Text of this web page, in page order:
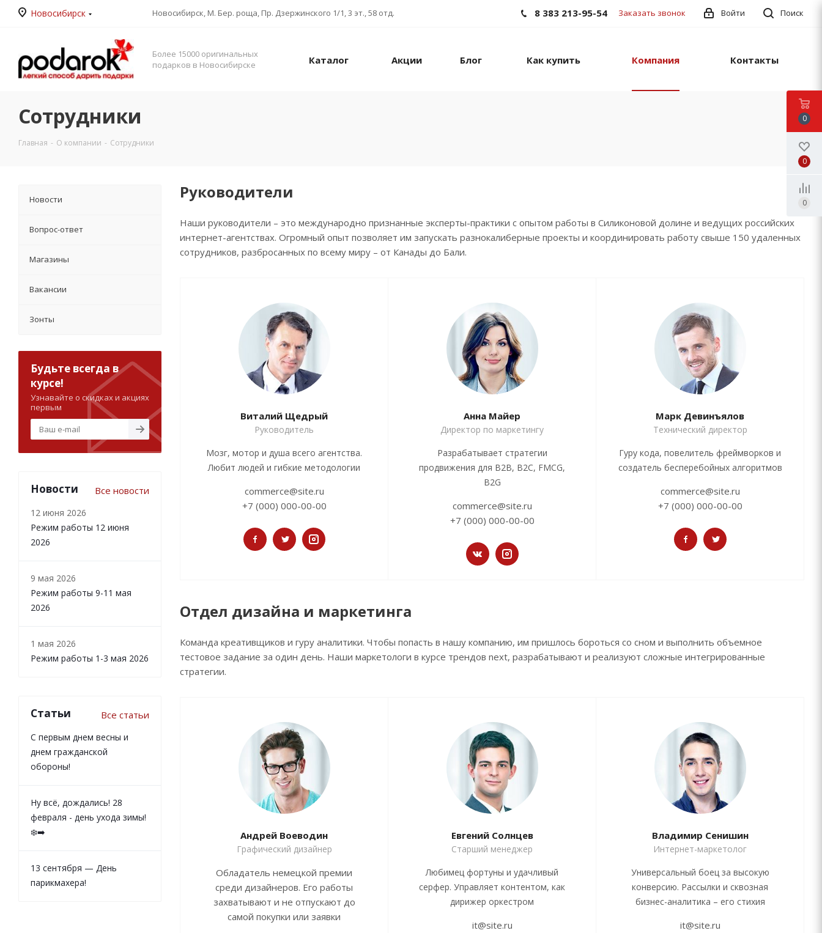
Новосибирск Новосибирск, М. Бер. роща, Пр. Дзержинского 1/1, 3 эт., 58 отд. Поиск
Войти
8 383 213-95-54 Заказать звонок
Более 15000 оригинальных
подарков в Новосибирске
Каталог Акции Блог Как купить Компания Контакты
Сотрудники
Главная - О компании - Сотрудники
Руководители
Наши руководители – это международно признанные эксперты-практики с опытом работы в Силиконовой долине и ведущих российских
интернет-агентствах. Огромный опыт позволяет им запускать разнокалиберные проекты и координировать работу свыше 150 удаленных
сотрудников, разбросанных по всему миру – от Канады до Бали.
Виталий Щедрый
Руководитель
Мозг, мотор и душа всего агентства.
Любит людей и гибкие методологии
commerce@site.ru
+7 (000) 000-00-00
Анна Майер
Директор по маркетингу
Разрабатывает стратегии
продвижения для B2B, B2C, FMCG,
B2G
commerce@site.ru
+7 (000) 000-00-00
Марк Девинъялов
Технический директор
Гуру кода, повелитель фреймворков и
создатель бесперебойных алгоритмов
commerce@site.ru
+7 (000) 000-00-00
Отдел дизайна и маркетинга
Команда креативщиков и гуру аналитики. Чтобы попасть в нашу компанию, им пришлось бороться со сном и выполнить объемное
тестовое задание за один день. Наши маркетологи в курсе трендов next, разрабатывают и реализуют сложные интегрированные
стратегии.
Андрей Воеводин
Графический дизайнер
Обладатель немецкой премии
среди дизайнеров. Его работы
захватывают и не отпускают до
самой покупки или заявки
Евгений Солнцев
Старший менеджер
Любимец фортуны и удачливый
серфер. Управляет контентом, как
дирижер оркестром
it@site.ru
Владимир Сенишин
Интернет-маркетолог
Универсальный боец за высокую
конверсию. Рассылки и сквозная
бизнес-аналитика – его стихия
it@site.ru
Новости
Вопрос-ответ
Магазины
Вакансии
Зонты
Будьте всегда в
курсе!
Узнавайте о скидках и акциях
первым
Новости Все новости
12 июня 2026
Режим работы 12 июня
2026
9 мая 2026
Режим работы 9-11 мая
2026
1 мая 2026
Режим работы 1-3 мая 2026
Статьи Все статьи
С первым днем весны и
днем гражданской
обороны!
Ну всё, дождались! 28
февраля - день ухода зимы!
❄️➡️
13 сентября — День
парикмахера!
0
0
0